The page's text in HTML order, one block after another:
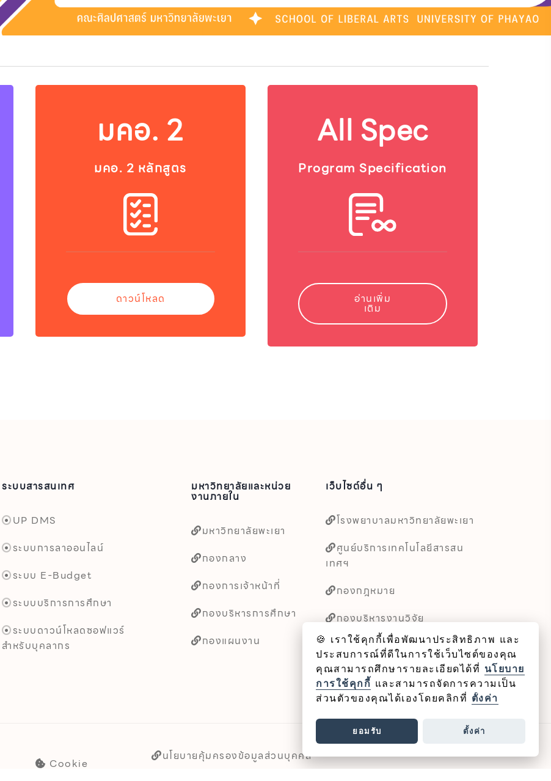
มคอ. 2
มคอ. 2 หลักสูตร
ดาวน์โหลด
All Spec
Program Specification
อ่านเพิ่ม
เติม
ระบบสารสนเทศ
UP DMS
ระบบการลาออนไลน์
ระบบ E-Budget
ระบบบริการการศึกษา
ระบบดาวน์โหลดซอฟแวร์
สำหรับบุคลากร
มหาวิทยาลัยและหน่วย
งานภายใน
มหาวิทยาลัยพะเยา
กองกลาง
กองการเจ้าหน้าที่
กองบริหารการศึกษา
กองแผนงาน
เว็บไซต์อื่น ๆ
โรงพยาบาลมหาวิทยาลัยพะเยา
ศูนย์บริการเทคโนโลยีสารสน
เทศฯ
กองกฎหมาย
กองบริหารงานวิจัย
หน่วยตรวจสอบภายใน
Cookie
นโยบายคุ้มครองข้อมูลส่วนบุคคล
🍪 เราใช้คุกกี้เพื่อพัฒนาประสิทธิภาพ และ
ประสบการณ์ที่ดีในการใช้เว็บไซต์ของคุณ
คุณสามารถศึกษารายละเอียดได้ที่ นโยบาย
การใช้คุกกี้ และสามารถจัดการความเป็น
ส่วนตัวของคุณได้เองโดยคลิกที่ ตั้งค่า
ยอมรับ ตั้งค่า